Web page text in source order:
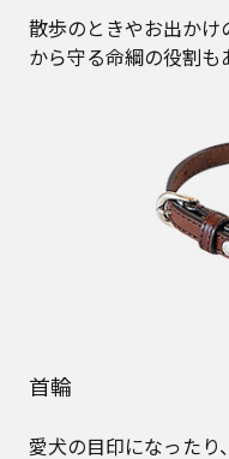
散歩のときやお出か
から守る命綱の役割も
首輪
愛犬の目印になった